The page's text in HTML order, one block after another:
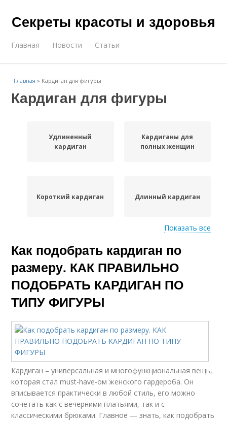
Секреты красоты и здоровья
Главная Новости Статьи
Главная » Кардиган для фигуры
Кардиган для фигуры
Удлиненный
кардиган
Кардиганы для
полных женщин
Короткий кардиган Длинный кардиган
Кардиган по размеру Кардиганы из ткани
Кардиган по типу
Показать все
Как подобрать кардиган по
размеру. КАК ПРАВИЛЬНО
ПОДОБРАТЬ КАРДИГАН ПО
ТИПУ ФИГУРЫ
Кардиган – универсальная и многофункциональная вещь,
которая стал must-have-ом женского гардероба. Он
вписывается практически в любой стиль, его можно
сочетать как с вечерними платьями, так и с
классическими брюками. Главное — знать, как подобрать